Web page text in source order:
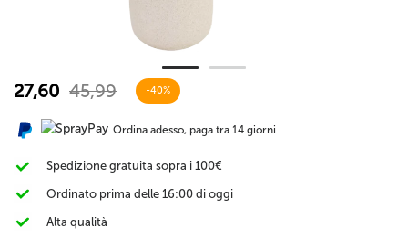
27,60 45,99 -40%
Ordina adesso, paga tra 14 giorni
Spedizione gratuita sopra i 100€
Ordinato prima delle 16:00 di oggi
Alta qualità